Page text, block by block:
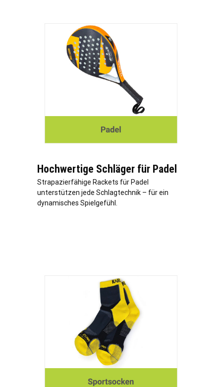
Hochwertige Schläger für Padel
Strapazierfähige Rackets für Padel
unterstützen jede Schlagtechnik – für ein
dynamisches Spielgefühl.